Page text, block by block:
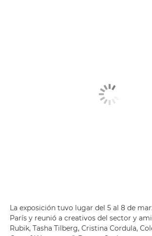
La exposición tuvo lugar del 5 al 8 de
París y reunió a creativos del sector y
Rubik, Tasha Tilberg, Cristina Cordula,